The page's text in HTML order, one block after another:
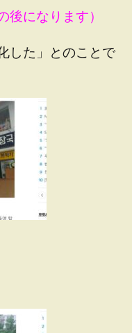
後になります）
した」とのことで